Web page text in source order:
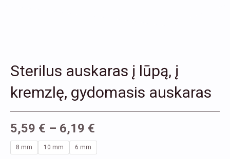
Sterilus auskaras į lūpą, į
kremzlę, gydomasis auskaras
5,59 € – 6,19 €
8 mm 10 mm 6 mm
produkto